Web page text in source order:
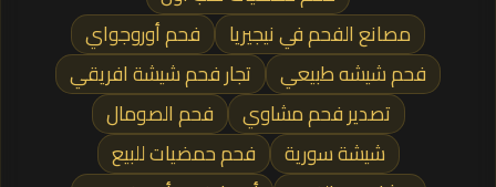
مصانع الفحم في نيجيريا
فحم أوروجواي
فحم شيشه طبيعي
تجار فحم شيشة افريقي
تصدير فحم مشاوي
فحم الصومال
شيشة سورية
فحم حمضيات للبيع